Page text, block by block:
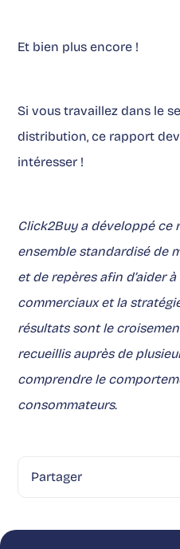
Et bien plus encore !
Si vous travaillez dans le
distribution, ce rapport
intéresser !
Click2Buy a développé
ensemble standardisé de
et de repères afin d’aider
commerciaux et la
résultats sont le
recueillis auprès de
comprendre le
consommateurs.
Partager